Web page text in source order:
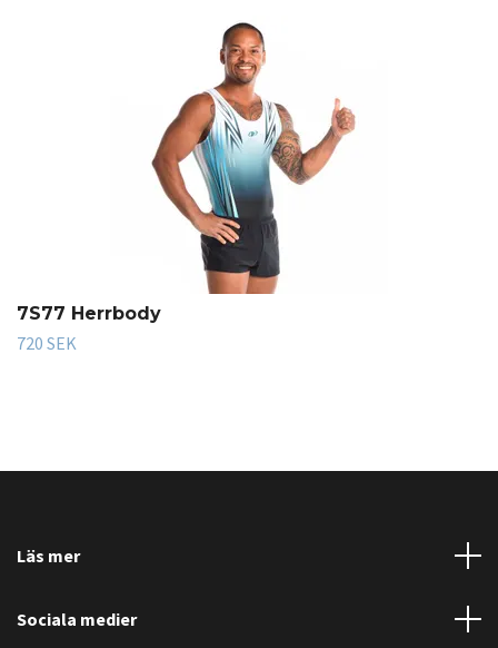
7S77 Herrbody
720 SEK
Läs mer
Sociala medier